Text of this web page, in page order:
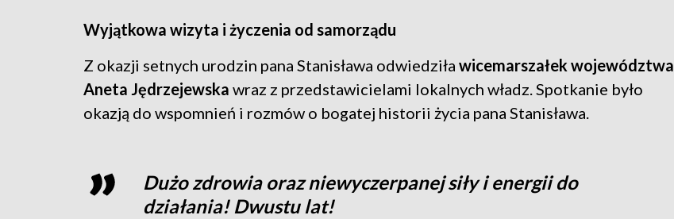
Wyjątkowa wizyta i życzenia od samorządu
Z okazji setnych urodzin pana Stanisława odwiedziła wicemarszałek województwa
Aneta Jędrzejewska wraz z przedstawicielami lokalnych władz. Spotkanie było
okazją do wspomnień i rozmów o bogatej historii życia pana Stanisława.
Dużo zdrowia oraz niewyczerpanej siły i energii do
działania! Dwustu lat!